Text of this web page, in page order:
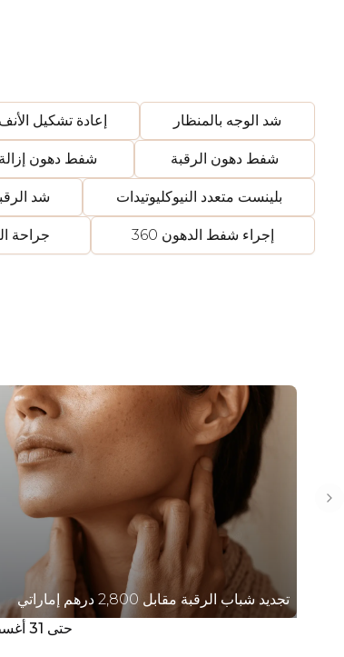
إعادة تشكيل شد الوجه بالمنظار
شفط دهون شفط دهون الرقبة
شد بلينست متعدد النيوكليوتيدات
جراحة إجراء شفط الدهون 360
تجديد شباب الرقبة مقابل 2,800 درهم إماراتي
حتى 31 أغسطس 2026